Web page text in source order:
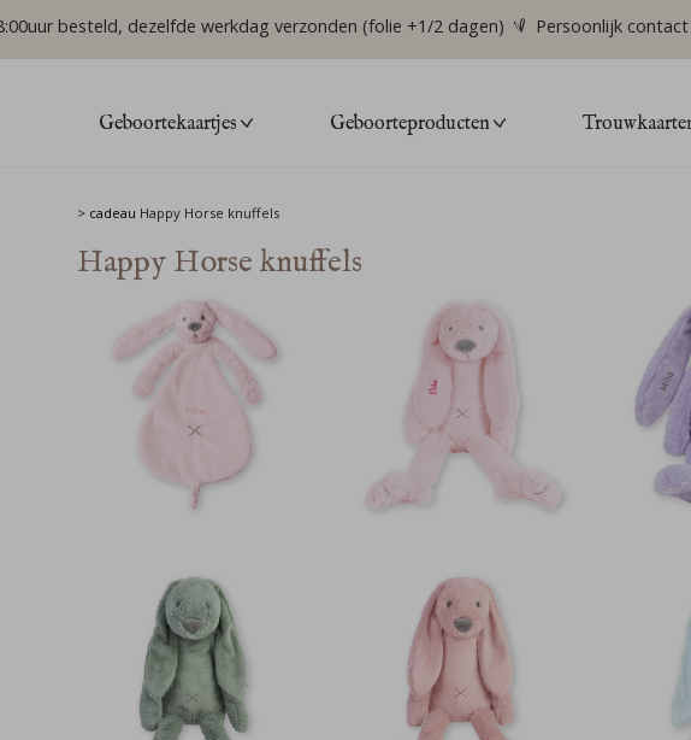
besteld, dezelfde werkdag verzonden (folie +1/2 dagen) Persoonlijk contact
Geboortekaartjes Geboorteproducten
> cadeau Happy Horse knuffels
Happy Horse knuffels